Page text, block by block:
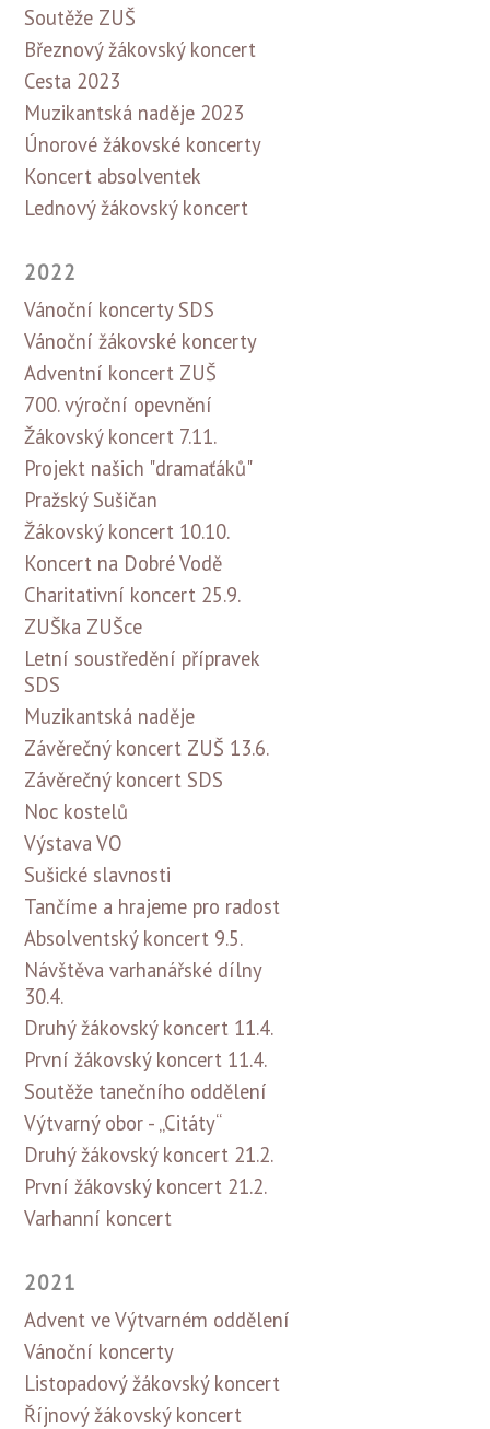
Soutěže ZUŠ
Březnový žákovský koncert
Cesta 2023
Muzikantská naděje 2023
Únorové žákovské koncerty
Koncert absolventek
Lednový žákovský koncert
2022
Vánoční koncerty SDS
Vánoční žákovské koncerty
Adventní koncert ZUŠ
700. výroční opevnění
Žákovský koncert 7.11.
Projekt našich "dramaťáků"
Pražský Sušičan
Žákovský koncert 10.10.
Koncert na Dobré Vodě
Charitativní koncert 25.9.
ZUŠka ZUŠce
Letní soustředění přípravek
SDS
Muzikantská naděje
Závěrečný koncert ZUŠ 13.6.
Závěrečný koncert SDS
Noc kostelů
Výstava VO
Sušické slavnosti
Tančíme a hrajeme pro radost
Absolventský koncert 9.5.
Návštěva varhanářské dílny
30.4.
Druhý žákovský koncert 11.4.
První žákovský koncert 11.4.
Soutěže tanečního oddělení
Výtvarný obor - „Citáty“
Druhý žákovský koncert 21.2.
První žákovský koncert 21.2.
Varhanní koncert
2021
Advent ve Výtvarném oddělení
Vánoční koncerty
Listopadový žákovský koncert
Říjnový žákovský koncert